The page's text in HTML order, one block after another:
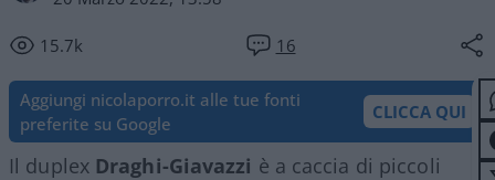
15.7k 16
Aggiungi nicolaporro.it alle tue fonti
preferite su Google
CLICCA QUI
Il duplex Draghi-Giavazzi è a caccia di piccoli